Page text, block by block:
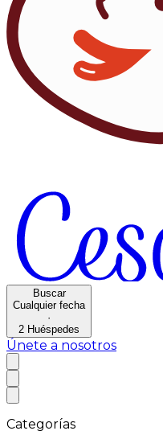
Buscar
Cualquier fecha
·
2 Huéspedes
Únete a nosotros
Categorías